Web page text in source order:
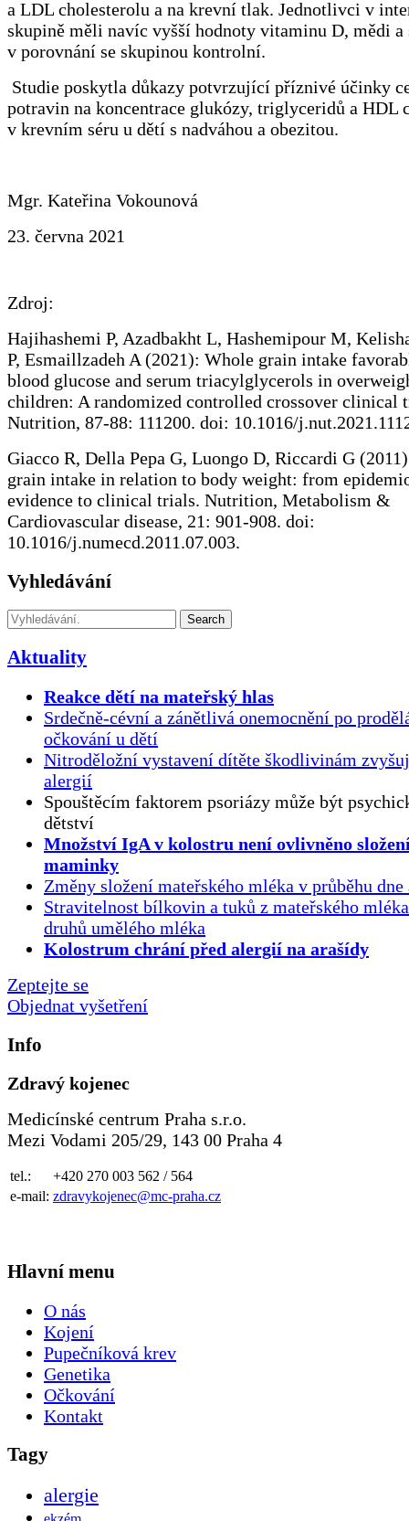
a LDL cholesterolu a na krevní tlak. Jednotlivci v
skupině měli navíc vyšší hodnoty vitaminu D, mědi a
v porovnání se skupinou kontrolní.
Studie poskytla důkazy potvrzující příznivé účinky
potravin na koncentrace glukózy, triglyceridů a HDL
v krevním séru u dětí s nadváhou a obezitou.
Mgr. Kateřina Vokounová
23. června 2021
Zdroj:
Hajihashemi P, Azadbakht L, Hashemipour M,
P, Esmaillzadeh A (2021): Whole grain intake
blood glucose and serum triacylglycerols in
children: A randomized controlled crossover clinical
Nutrition, 87-88: 111200. doi: 10.1016/
Giacco R, Della Pepa G, Luongo D, Riccardi G
grain intake in relation to body weight: from
evidence to clinical trials. Nutrition, Metabolism &
Cardiovascular disease, 21: 901-908. doi:
10.1016/j.numecd.2011.07.003.
Vyhledávání
Search
Aktuality
Reakce dětí na mateřský hlas
Srdečně-cévní a zánětlivá onemocnění po
očkování u dětí
Nitroděložní vystavení dítěte škodlivinám
alergií
Spouštěcím faktorem psoriázy může být
dětství
Množství IgA v kolostru není ovlivněno
maminky
Změny složení mateřského mléka v průběhu dne
Stravitelnost bílkovin a tuků z mateřského
druhů umělého mléka
Kolostrum chrání před alergií na arašídy
Zeptejte se
Objednat vyšetření
Info
Zdravý kojenec
Medicínské centrum Praha s.r.o.
Mezi Vodami 205/29, 143 00 Praha 4
tel.:
+420 270 003 562 / 564
e-mail: zdravykojenec@mc-praha.cz
Hlavní menu
O nás
Kojení
Pupečníková krev
Genetika
Očkování
Kontakt
Tagy
alergie